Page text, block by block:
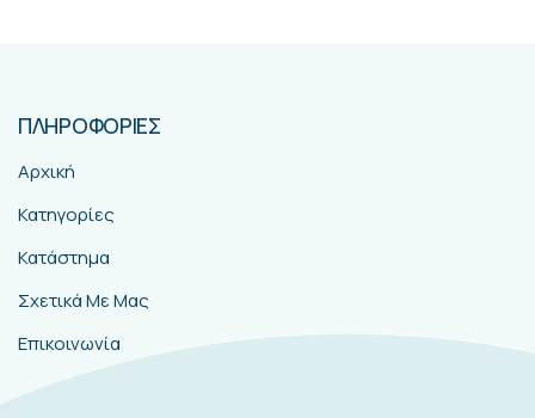
ΠΛΗΡΟΦΟΡΙΕΣ
Αρχική
Κατηγορίες
Κατάστημα
Σχετικά Με Μας
Επικοινωνία